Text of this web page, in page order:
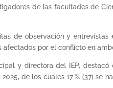
de las facultades de
de observación y entrevistas
por el conflicto en
y directora del IEP,
2025, de los cuales 17 % (37) se